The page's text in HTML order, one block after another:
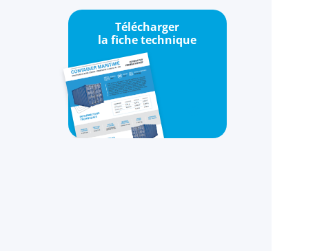
Télécharger
la fiche technique